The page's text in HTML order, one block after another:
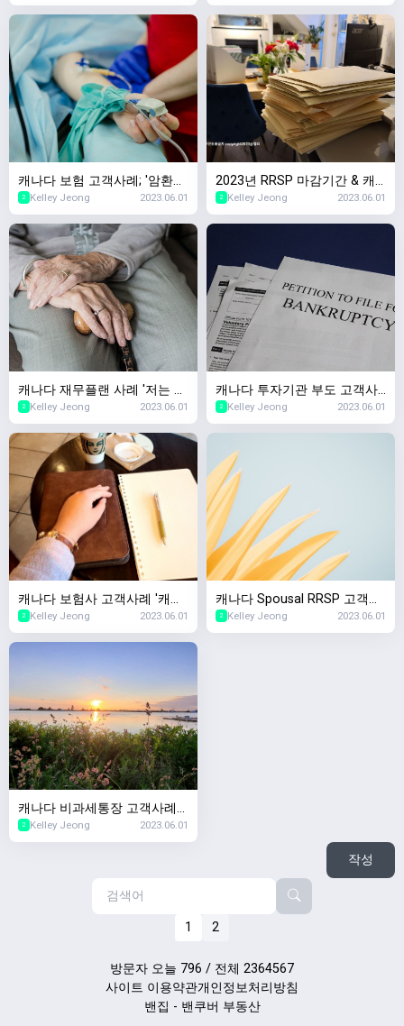
하락한다?
캐나다 보험 고객사례; '암환자
였는데 살아남았어요. 보험가
입이 되나요?'
2 Kelley Jeong 2023.06.01
2023년 RRSP 마감기간 & 캐
나다 세금신고 마감기간 안내
2 Kelley Jeong 2023.06.01
캐나다 재무플랜 사례 '저는 얼
마가 있어야 은퇴가 가능하
죠?', 캐나다 은퇴자금
2 Kelley Jeong 2023.06.01
캐나다 투자기관 부도 고객사
례,캐나다 투자회사가 망하면
제 돈은요..?
2 Kelley Jeong 2023.06.01
캐나다 보험사 고객사례 '캐나
다서 생명보험샀는데 회사가
망하면요?'
2 Kelley Jeong 2023.06.01
캐나다 Spousal RRSP 고객사
례 '이혼 후 퇴직연금 재산분할
은 어떻게되나요?'
2 Kelley Jeong 2023.06.01
캐나다 비과세통장 고객사례
'TFSA 사용하다가 세금폭탄맞
았는데요'
2 Kelley Jeong 2023.06.01
작성
1 2
방문자 오늘 796 / 전체 2364567
사이트 이용약관개인정보처리방침
밴집 - 밴쿠버 부동산